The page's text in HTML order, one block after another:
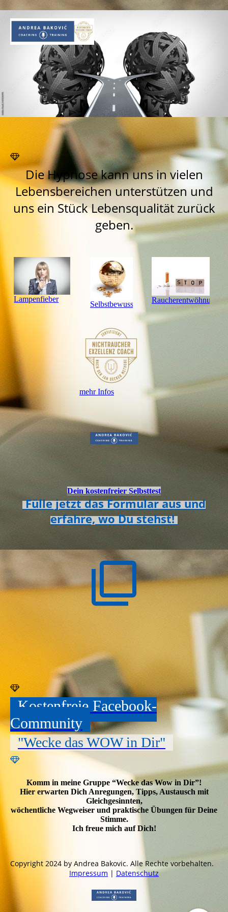
Die Hypnose kann uns in vielen
Lebensbereichen unterstützen und
uns ein Stück Lebensqualität zurück
geben.
Lampenfieber
Selbstbewusstsein Raucherentwöhnung
mehr Infos
Dein kostenfreier Selbsttest
Fülle jetzt das Formular aus und
erfahre, wo Du stehst!
Kostenfreie Facebook-
Community
"Wecke das WOW in Dir"
Komm in meine Gruppe “Wecke das Wow in Dir”!
Hier erwarten Dich Anregungen, Tipps, Austausch mit
Gleichgesinnten,
wöchentliche Wegweiser und praktische Übungen für Deine
Stimme.
Ich freue mich auf Dich!
Copyright 2024 by Andrea Bakovic. Alle Rechte vorbehalten.
Impressum | Datenschutz